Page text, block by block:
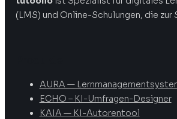
(LMS) und Online-Schulungen, die
AURA —
ECHO – KI-Umfragen-Designer
KAIA — KI-Autorentool